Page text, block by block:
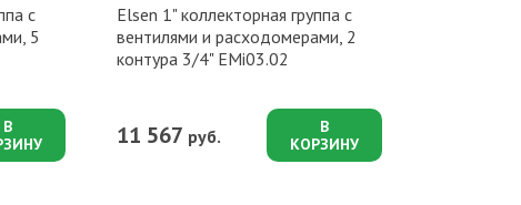
с
5
В
Elsen 1" коллекторная группа с
вентилями и расходомерами, 2
контура 3/4" EMi03.02
11 567 руб.
В
КОРЗИНУ